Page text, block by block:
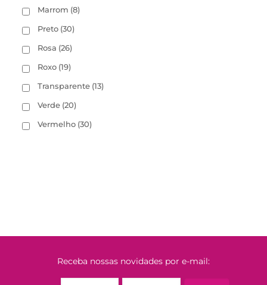
Marrom (8)
Preto (30)
Rosa (26)
Roxo (19)
Transparente (13)
Verde (20)
Vermelho (30)
Receba nossas novidades por e-mail: